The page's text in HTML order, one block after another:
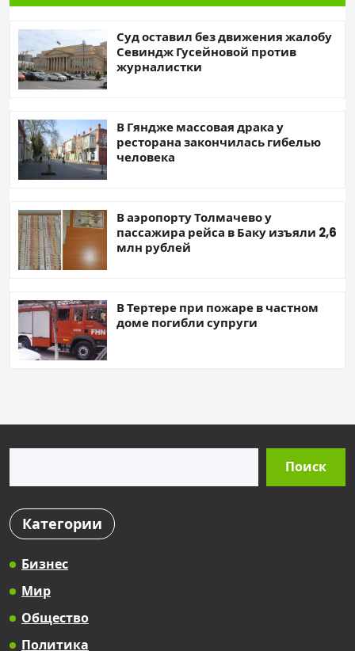
Суд оставил без движения жалобу
Севиндж Гусейновой против
журналистки
В Гяндже массовая драка у
ресторана закончилась гибелью
человека
В аэропорту Толмачево у
пассажира рейса в Баку изъяли 2,6
млн рублей
В Тертере при пожаре в частном
доме погибли супруги
Поиск
Категории
Бизнес
Мир
Общество
Политика